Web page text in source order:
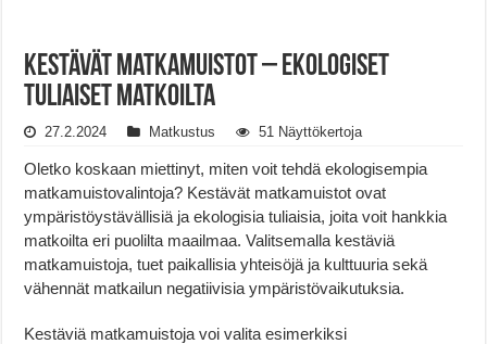
Kestävät Matkamuistot – Ekologiset
Tuliaiset Matkoilta
27.2.2024 Matkustus 51 Näyttökertoja
Oletko koskaan miettinyt, miten voit tehdä ekologisempia
matkamuistovalintoja? Kestävät matkamuistot ovat
ympäristöystävällisiä ja ekologisia tuliaisia, joita voit hankkia
matkoilta eri puolilta maailmaa. Valitsemalla kestäviä
matkamuistoja, tuet paikallisia yhteisöjä ja kulttuuria sekä
vähennät matkailun negatiivisia ympäristövaikutuksia.
Kestäviä matkamuistoja voi valita esimerkiksi